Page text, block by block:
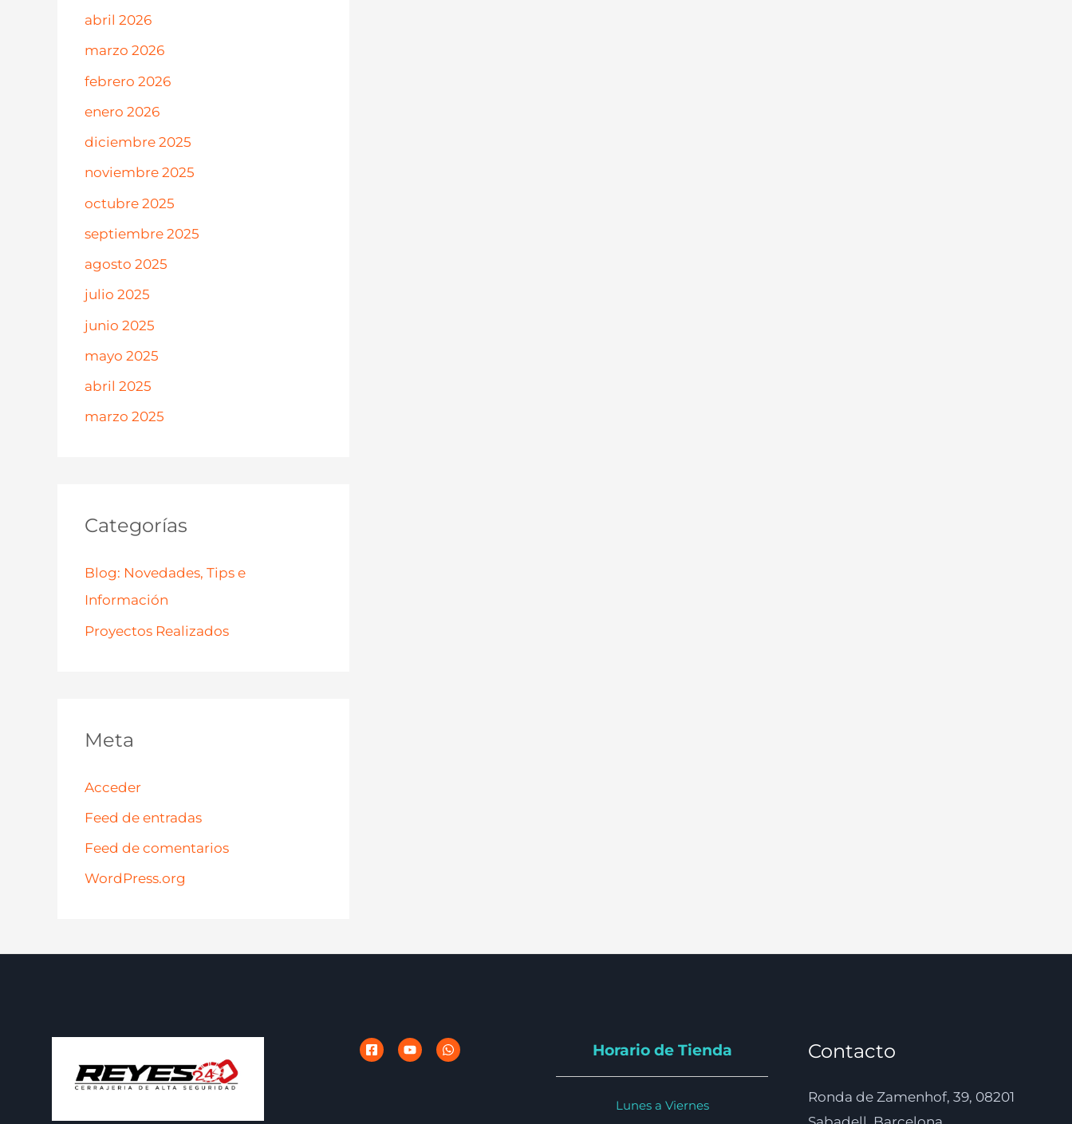
abril 2026
marzo 2026
febrero 2026
enero 2026
diciembre 2025
noviembre 2025
octubre 2025
septiembre 2025
agosto 2025
julio 2025
junio 2025
mayo 2025
abril 2025
marzo 2025
Categorías
Blog: Novedades, Tips e
Información
Proyectos Realizados
Meta
Acceder
Feed de entradas
Feed de comentarios
WordPress.org
Horario de Tienda
Lunes a Viernes
Contacto
Ronda de Zamenhof, 39, 08201